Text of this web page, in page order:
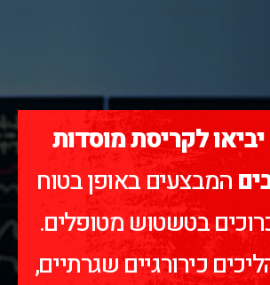
לקריסת מוסדות
המבצעים באופן בטוח
בטשטוש מטופלים.
כירורגיים שגרתיים,